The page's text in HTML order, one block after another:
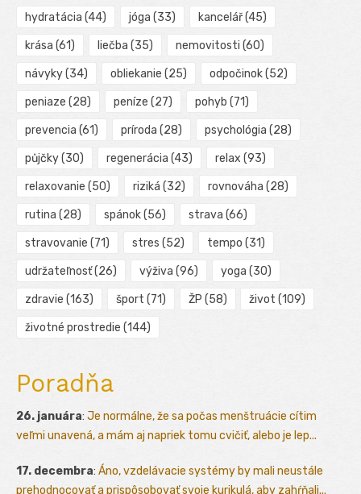
hydratácia (44) jóga (33) kancelář(45)
krása (61) liečba (35) nemovitosti (60)
návyky(34) obliekanie (25) odpočinok(52)
peniaze (28) peníze (27) pohyb (71)
prevencia (61) príroda (28) psychológia (28)
půjčky(30) regenerácia (43) relax (93)
relaxovanie (50) riziká (32) rovnováha (28)
rutina (28) spánok(56) strava (66)
stravovanie (71) stres (52) tempo (31)
udržateľnosť(26) výživa (96) yoga (30)
zdravie (163) šport (71) ŽP (58) život (109)
životné prostredie (144)
Poradňa
26. januára: Je normálne, že sa počas menštruácie cítim
veľmi unavená, a mám aj napriek tomu cvičiť, alebo je lep...
17. decembra: Áno, vzdelávacie systémy by mali neustále
prehodnocovať a prispôsobovať svoje kurikulá, aby zahŕňali...